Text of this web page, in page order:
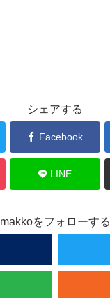
シェアする
Facebook
LINE
makkoをフォローする